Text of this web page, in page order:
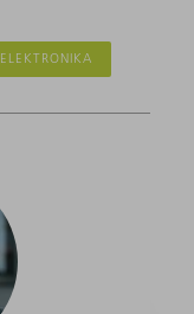
ELEKTRONIKA